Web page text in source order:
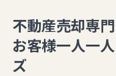
不動産売却専⾨
お客様⼀⼈⼀
ズ